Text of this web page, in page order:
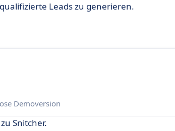
Leads zu generieren.
Demoversion
Snitcher.